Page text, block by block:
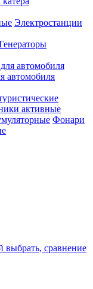
Электростанции
автомобиля
активные
Фонари
выбрать, сравнение